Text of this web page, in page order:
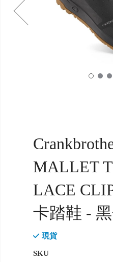
images
gallery
images
gallery
MALLET
LACE
卡踏鞋 -
現貨
SKU